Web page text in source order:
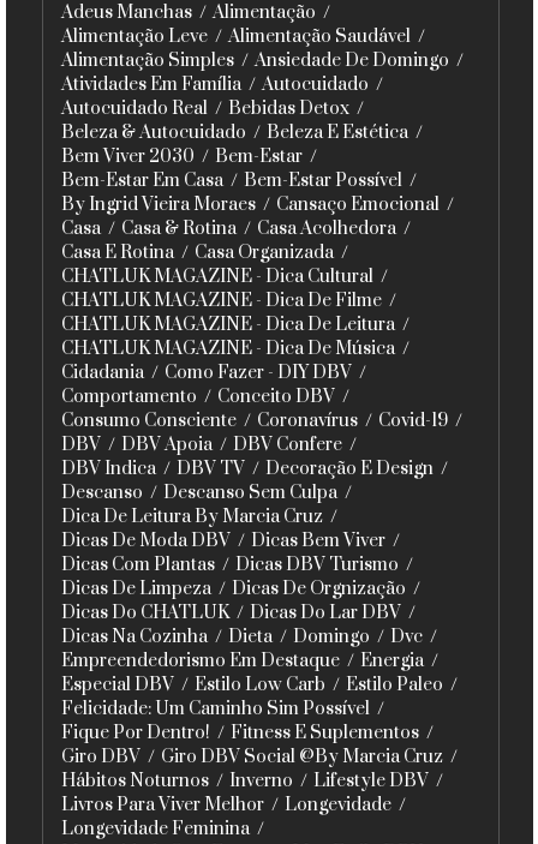
Adeus Manchas
Alimentação
Alimentação Leve
Alimentação Saudável
Alimentação Simples
Ansiedade De Domingo
Atividades Em Família
Autocuidado
Autocuidado Real
Bebidas Detox
Beleza & Autocuidado
Beleza E Estética
Bem Viver 2030
Bem-Estar
Bem-Estar Em Casa
Bem-Estar Possível
By Ingrid Vieira Moraes
Cansaço Emocional
Casa
Casa & Rotina
Casa Acolhedora
Casa E Rotina
Casa Organizada
CHATLUK MAGAZINE - Dica Cultural
CHATLUK MAGAZINE - Dica De Filme
CHATLUK MAGAZINE - Dica De Leitura
CHATLUK MAGAZINE - Dica De Música
Cidadania
Como Fazer - DIY DBV
Comportamento
Conceito DBV
Consumo Consciente
Coronavírus
Covid-19
DBV
DBV Apoia
DBV Confere
DBV Indica
DBV TV
Decoração E Design
Descanso
Descanso Sem Culpa
Dica De Leitura By Marcia Cruz
Dicas De Moda DBV
Dicas Bem Viver
Dicas Com Plantas
Dicas DBV Turismo
Dicas De Limpeza
Dicas De Orgnização
Dicas Do CHATLUK
Dicas Do Lar DBV
Dicas Na Cozinha
Dieta Domingo
Dvc
Empreendedorismo Em Destaque
Energia
Especial DBV
Estilo Low Carb
Estilo Paleo
Felicidade: Um Caminho Sim Possível
Fique Por Dentro!
Fitness E Suplementos
Giro DBV
Giro DBV Social @By Marcia Cruz
Hábitos Noturnos
Inverno
Lifestyle DBV
Livros Para Viver Melhor
Longevidade
Longevidade Feminina